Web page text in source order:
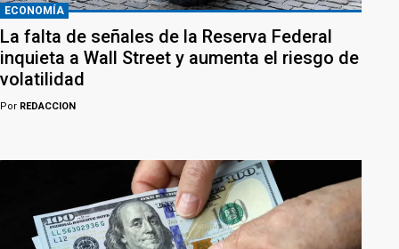
ECONOMÍA
La falta de señales de la Reserva Federal
inquieta a Wall Street y aumenta el riesgo de
volatilidad
Por REDACCION